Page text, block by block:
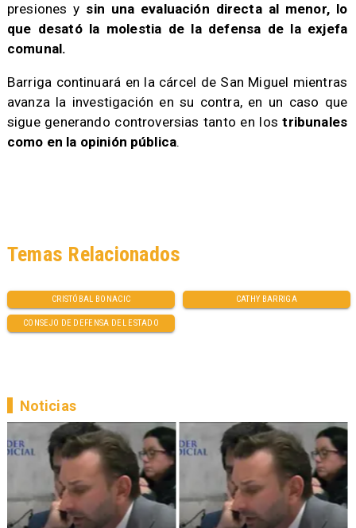
presiones y sin una evaluación directa al menor, lo
que desató la molestia de la defensa de la exjefa
comunal.
Barriga continuará en la cárcel de San Miguel mientras
avanza la investigación en su contra, en un caso que
sigue generando controversias tanto en los tribunales
como en la opinión pública.
CRISTÓBAL BONACIC CATHY BARRIGA
CONSEJO DE DEFENSA DEL ESTADO
Temas Relacionados
Noticias